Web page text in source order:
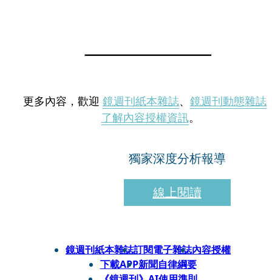
更多內容，歡迎 鏡週刊紙本雜誌、 鏡週刊動態雜誌
了解內容授權資訊。
獨家深度分析報導
線上閱讀
鏡週刊紙本雜誌訂閱電子雜誌內容授權
下載APP新聞自律綱要